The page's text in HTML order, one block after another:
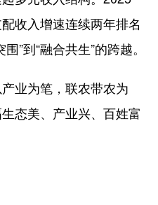
收入增速连续两年排名
”到“融合共生”的跨越。
业为笔，联农带农为
态美、产业兴、百姓富